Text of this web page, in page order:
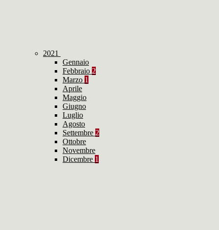
2021
Gennaio
Febbraio 2
Marzo 1
Aprile
Maggio
Giugno
Luglio
Agosto
Settembre 2
Ottobre
Novembre
Dicembre 1